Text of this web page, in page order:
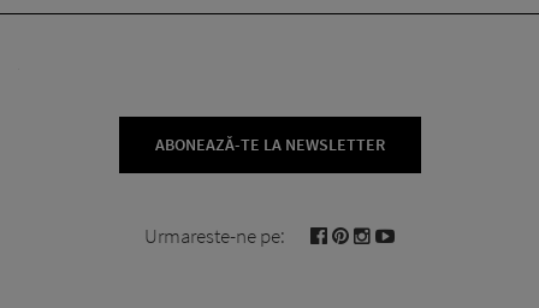
ABONEAZĂ-TE LA NEWSLETTER
Urmareste-ne pe: